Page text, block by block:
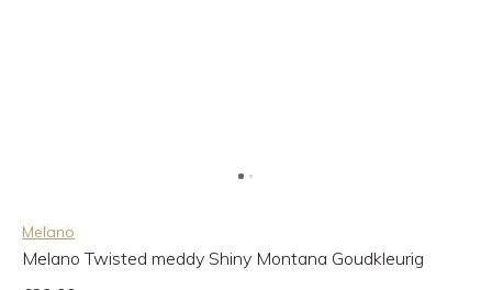
Melano
Melano Twisted meddy Shiny Montana Goudkleurig